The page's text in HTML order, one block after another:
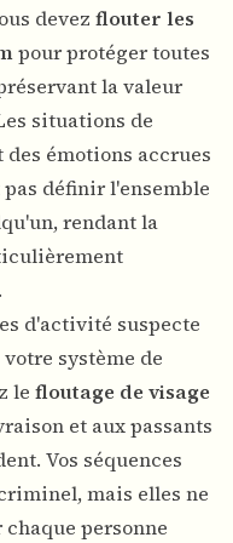
devez flouter les
pour protéger toutes
la valeur
situations de
émotions accrues
définir l'ensemble
rendant la
d'activité suspecte
système de
le floutage de visage
et aux passants
Vos séquences
mais elles ne
personne